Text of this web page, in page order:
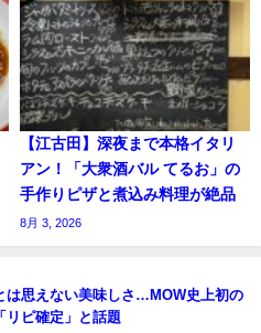
【江古田】深夜まで本格イタリ
アン！「大衆酒バル てるお」の
手作りピザと煮込み料理が絶品
8月 3, 2026
は思えない美味しさ…MOW史上初の
リピ確定」と話題